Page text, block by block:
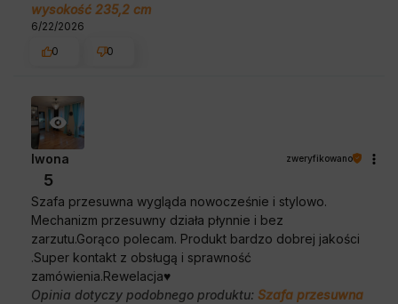
wysokość 235,2 cm
6/22/2026
0
0
Iwona zweryfikowano
5
Szafa przesuwna wygląda nowocześnie i stylowo.
Mechanizm przesuwny działa płynnie i bez
zarzutu.Gorąco polecam. Produkt bardzo dobrej jakości
.Super kontakt z obsługą i sprawność
zamówienia.Rewelacja♥️
Opinia dotyczy podobnego produktu: Szafa przesuwna